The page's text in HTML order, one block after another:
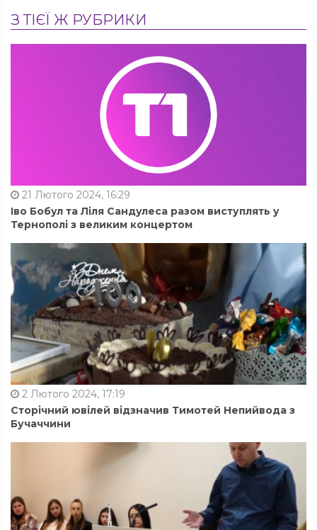
З ТІЄЇ Ж РУБРИКИ
21 Лютого 2024, 16:29
Іво Бобул та Ліля Сандулеса разом виступлять у
Тернополі з великим концертом
2 Лютого 2024, 17:19
Сторічний ювілей відзначив Тимотей Непийвода з
Бучаччини